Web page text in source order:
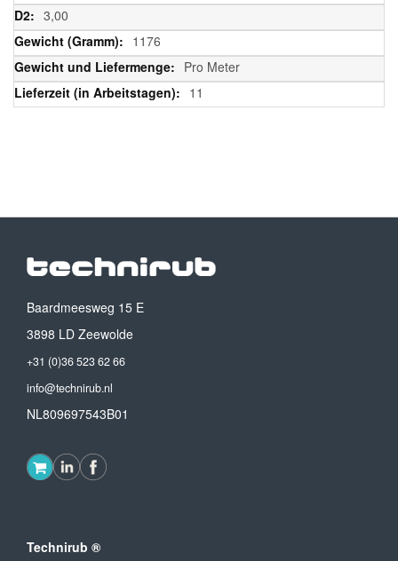
3,00
1176
Pro Meter
11
Baardmeesweg 15 E
3898 LD Zeewolde
+31 (0)36 523 62 66
info@technirub.nl
NL809697543B01
Technirub ®